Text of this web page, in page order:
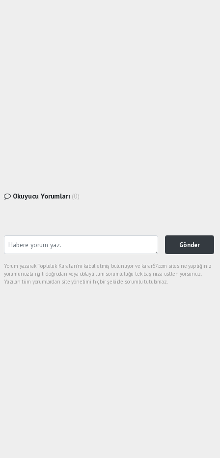
Okuyucu Yorumları (0)
Gönder
Yorum yazarak Topluluk Kuralları’nı kabul etmiş bulunuyor ve karar67.com sitesine yaptığınız
yorumunuzla ilgili doğrudan veya dolaylı tüm sorumluluğu tek başınıza üstleniyorsunuz.
Yazılan tüm yorumlardan site yönetimi hiçbir şekilde sorumlu tutulamaz.